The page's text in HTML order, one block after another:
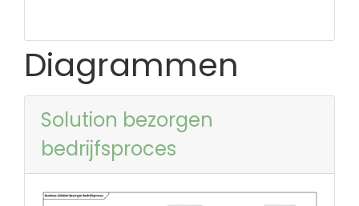
Diagrammen
Solution bezorgen
bedrijfsproces